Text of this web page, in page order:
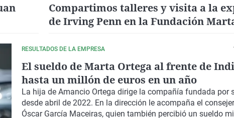
Compartimos talleres y visita a la
de Irving Penn en la Fundación
La Paz
RESULTADOS DE LA EMPRESA
El sueldo de Marta Ortega al frente de
hasta un millón de euros en un año
La hija de Amancio Ortega dirige la compañía fundada por
desde abril de 2022. En la dirección le acompaña el
Óscar García Maceiras, quien también percibió un sueldo